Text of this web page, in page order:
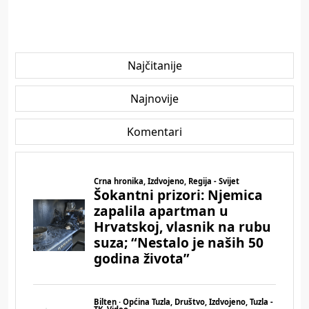
Najčitanije
Najnovije
Komentari